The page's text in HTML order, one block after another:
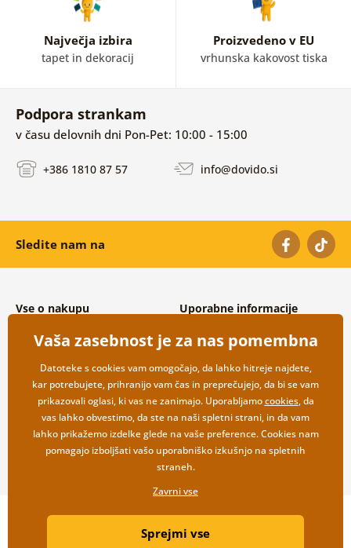
Največja izbira
tapet in dekoracij
Proizvedeno v EU
vrhunska kakovost tiska
Podpora strankam
v času delovnih dni Pon-Pet: 10:00 - 15:00
+386 1810 87 57 info@dovido.si
Sledite nam na
Vse o nakupu
Splošni in reklamacijski pogoji
Varovanje osebnih podatkov
Možnosti dostave in plačila
Vračilo blaga
Uporabne informacije
Pogosto zastavljena vprašanja
Kontakti
Veleprodaja
Copyright ©2019 © Dovido.si.
Litvanyi.sk| Spletno trgovino je ustvaril
Vaša zasebnost je za nas pomembna
Datoteke s cookies vam omogočajo, da lahko hitreje najdete,
kar potrebujete, prihranijo vam čas in preprečujejo, da bi se vam
prikazovali oglasi, ki vas ne zanimajo. Uporabljamocookies, da
vas lahko obvestimo, da ste na naši spletni strani, in da vam
lahko prikažemo izdelke glede na vaše preference. Cookies nam
pomagajo izboljšati vašo uporabniško izkušnjo na spletnih
straneh.
Zavrni vse
Sprejmi vse